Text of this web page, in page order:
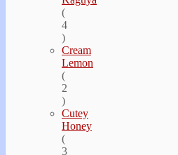
(
4
)
Cream
Lemon
(
2
)
Cutey
Honey
(
3